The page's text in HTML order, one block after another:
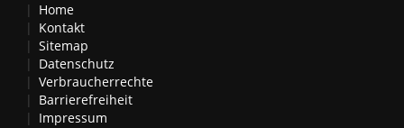
Home
Kontakt
Sitemap
Datenschutz
Verbraucherrechte
Barrierefreiheit
Impressum